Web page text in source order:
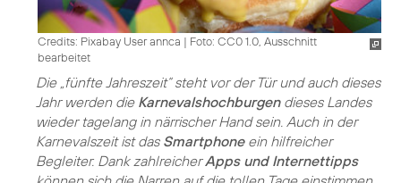
Credits: Pixabay User annca | Foto: CC0 1.0, Ausschnitt
bearbeitet
Die „fünfte Jahreszeit“ steht vor der Tür und auch dieses
Jahr werden die Karnevalshochburgendieses Landes
wieder tagelang in närrischer Hand sein. Auch in der
Karnevalszeit ist das Smartphoneein hilfreicher
Begleiter. Dank zahlreicherApps und Internettipps